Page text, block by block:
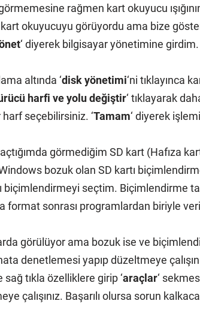
rağmen kart okuyucu
okuyucuyu görüyordu ama bize
‘ diyerek bilgisayar yönetimine girdim.
altında ‘disk yönetimi‘ni tıklayınca
harfi ve yolu değiştir‘ tıklayarak
seçebilirsiniz. ‘Tamam‘ diyerek
görmediğim SD kart (Hafıza
bozuk olan SD kartı
biçimlendirmeyi seçtim. Biçimlendirme
format sonrası programlardan biriyle
görülüyor ama bozuk ise ve
denetlemesi yapıp düzeltmeye
sağ tıkla özelliklere girip ‘araçlar‘
çalışınız. Başarılı olursa sorun